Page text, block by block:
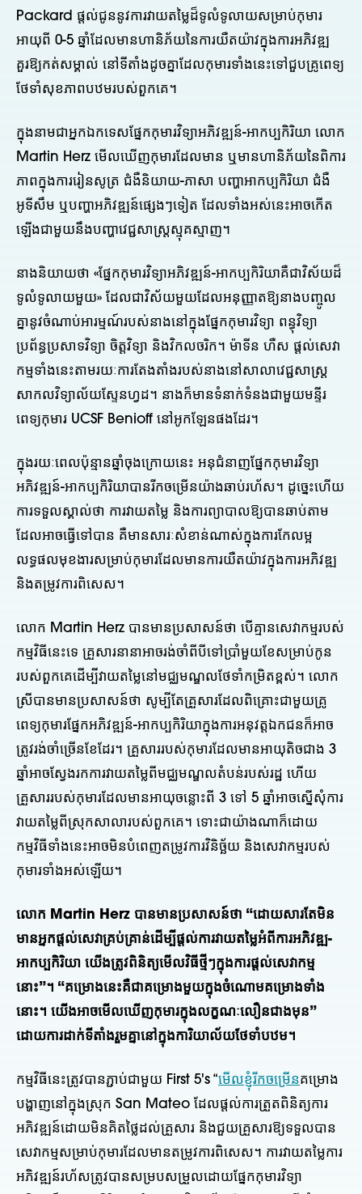
Packard ផ្តល់ជូននូវការវាយតម្លៃដ៏ទូលំទូលាយសម្រាប់កុមារ
អាយុពី 0-5 ឆ្នាំដែលមានហានិភ័យនៃការយឺតយ៉ាវក្នុងការអភិវឌ្ឍ
គួរឱ្យកត់សម្គាល់ នៅទីតាំងដូចគ្នាដែលកុមារទាំងនេះទៅជួបគ្រូពេទ្យ
ថែទាំសុខភាពបឋមរបស់ពួកគេ។
ក្នុងនាមជាអ្នកឯកទេសផ្នែកកុមារវិទ្យាអភិវឌ្ឍន៍-អាកប្បកិរិយា លោក
Martin Herz មើលឃើញកុមារដែលមាន ឬមានហានិភ័យនៃពិការ
ភាពក្នុងការរៀនសូត្រ ជំងឺនិយាយ-ភាសា បញ្ហាអាកប្បកិរិយា ជំងឺ
អូទីសឹម ឬបញ្ហាអភិវឌ្ឍន៍ផ្សេងៗទៀត ដែលទាំងអស់នេះអាចកើត
ឡើងជាមួយនឹងបញ្ហាវេជ្ជសាស្ត្រស្មុគស្មាញ។
នាងនិយាយថា «ផ្នែកកុមារវិទ្យាអភិវឌ្ឍន៍-អាកប្បកិរិយាគឺជាវិស័យដ៏
ទូលំទូលាយមួយ» ដែលជាវិស័យមួយដែលអនុញ្ញាតឱ្យនាងបញ្ចូល
គ្នានូវចំណាប់អារម្មណ៍របស់នាងនៅក្នុងផ្នែកកុមារវិទ្យា ពន្ធុវិទ្យា
ប្រព័ន្ធប្រសាទវិទ្យា ចិត្តវិទ្យា និងវិកលចរិក។ ម៉ាទីន ហឺស ផ្តល់សេវា
កម្មទាំងនេះតាមរយៈការតែងតាំងរបស់នាងនៅសាលាវេជ្ជសាស្ត្រ
សាកលវិទ្យាល័យស្ទែនហ្វដ។ នាងក៏មានទំនាក់ទំនងជាមួយមន្ទីរ
ពេទ្យកុមារ UCSF Benioff នៅអូកឡែនផងដែរ។
ក្នុងរយៈពេលប៉ុន្មានឆ្នាំចុងក្រោយនេះ អនុជំនាញផ្នែកកុមារវិទ្យា
អភិវឌ្ឍន៍-អាកប្បកិរិយាបានរីកចម្រើនយ៉ាងឆាប់រហ័ស។ ដូច្នេះហើយ
ការទទួលស្គាល់ថា ការវាយតម្លៃ និងការព្យាបាលឱ្យបានឆាប់តាម
ដែលអាចធ្វើទៅបាន គឺមានសារៈសំខាន់ណាស់ក្នុងការកែលម្អ
លទ្ធផលមុខងារសម្រាប់កុមារដែលមានការយឺតយ៉ាវក្នុងការអភិវឌ្ឍ
និងតម្រូវការពិសេស។
លោក Martin Herz បានមានប្រសាសន៍ថា បើគ្មានសេវាកម្មរបស់
កម្មវិធីនេះទេ គ្រួសារនានាអាចរង់ចាំពីបីទៅប្រាំមួយខែសម្រាប់កូន
របស់ពួកគេដើម្បីវាយតម្លៃនៅមជ្ឈមណ្ឌលថែទាំកម្រិតខ្ពស់។ លោក
ស្រីបានមានប្រសាសន៍ថា សូម្បីតែគ្រួសារដែលពិគ្រោះជាមួយគ្រូ
ពេទ្យកុមារផ្នែកអភិវឌ្ឍន៍-អាកប្បកិរិយាក្នុងការអនុវត្តឯកជនក៏អាច
ត្រូវរង់ចាំច្រើនខែដែរ។ គ្រួសាររបស់កុមារដែលមានអាយុតិចជាង 3
ឆ្នាំអាចស្វែងរកការវាយតម្លៃពីមជ្ឈមណ្ឌលតំបន់របស់រដ្ឋ ហើយ
គ្រួសាររបស់កុមារដែលមានអាយុចន្លោះពី 3 ទៅ 5 ឆ្នាំអាចស្នើសុំការ
វាយតម្លៃពីស្រុកសាលារបស់ពួកគេ។ ទោះជាយ៉ាងណាក៏ដោយ
កម្មវិធីទាំងនេះអាចមិនបំពេញតម្រូវការវិនិច្ឆ័យ និងសេវាកម្មរបស់
កុមារទាំងអស់ឡើយ។
លោក Martin Herz បានមានប្រសាសន៍ថា “ដោយសារតែមិន
មានអ្នកផ្តល់សេវាគ្រប់គ្រាន់ដើម្បីផ្តល់ការវាយតម្លៃអំពីការអភិវឌ្ឍ-
អាកប្បកិរិយា យើងត្រូវពិនិត្យមើលវិធីថ្មីៗក្នុងការផ្តល់សេវាកម្ម
នោះ”។ “គម្រោងនេះគឺជាគម្រោងមួយក្នុងចំណោមគម្រោងទាំង
នោះ។ យើងអាចមើលឃើញកុមារក្នុងលក្ខណៈលឿនជាងមុន”
ដោយការដាក់ទីតាំងរួមគ្នានៅក្នុងការិយាល័យថែទាំបឋម។
កម្មវិធីនេះត្រូវបានភ្ជាប់ជាមួយ First 5's “មើលខ្ញុំរីកចម្រើនគម្រោង
បង្ហាញនៅក្នុងស្រុក San Mateo ដែលផ្តល់ការត្រួតពិនិត្យការ
អភិវឌ្ឍន៍ដោយមិនគិតថ្លៃដល់គ្រួសារ និងជួយគ្រួសារឱ្យទទួលបាន
សេវាកម្មសម្រាប់កុមារដែលមានតម្រូវការពិសេស។ ការវាយតម្លៃការ
អភិវឌ្ឍន៍រហ័សត្រូវបានសម្របសម្រួលដោយផ្នែកកុមារវិទ្យា